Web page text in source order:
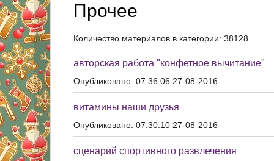
Прочее
Количество материалов в категории: 38128
авторская работа "конфетное вычитание"
Опубликовано: 07:36:06 27-08-2016
витамины наши друзья
Опубликовано: 07:30:10 27-08-2016
сценарий спортивного развлечения